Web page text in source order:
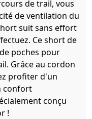
de trail, vous
de ventilation du
suit sans effort
Ce short de
poches pour
Grâce au cordon
profiter d'un
confort
conçu
!